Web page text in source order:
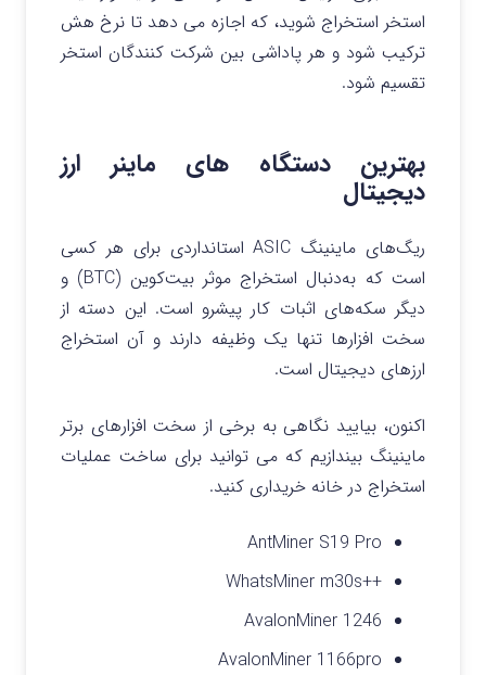
استخر استخراج شوید، که اجازه می دهد تا نرخ هش
ترکیب شود و هر پاداشی بین شرکت کنندگان استخر
تقسیم شود.
بهترین دستگاه های ماینر ارز
دیجیتال
ریگ‌های ماینینگ ASIC استانداردی برای هر کسی
است که به‌دنبال استخراج موثر بیت
کوین (BTC) و
دیگر سکه‌های اثبات کار پیشرو است. این دسته از
سخت افزارها تنها یک وظیفه دارند و آن استخراج
ارزهای دیجیتال است.
اکنون، بیایید نگاهی به برخی از سخت افزارهای برتر
ماینینگ بیندازیم که می توانید برای ساخت عملیات
استخراج در خانه خریداری کنید.
AntMiner S19 Pro
++WhatsMiner m30s
AvalonMiner 1246
AvalonMiner 1166pro